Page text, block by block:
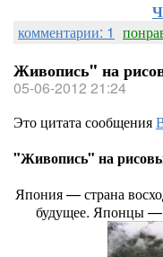
комментарии: 1
Живопись" на
05-06-2012 21:24
Это цитата сообщения
"Живопись" на
Япония — страна
будущее. Японцы —